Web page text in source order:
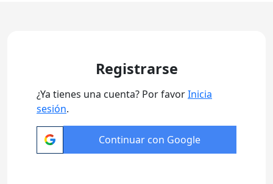
Registrarse
¿Ya tienes una cuenta? Por favorInicia
sesión.
Continuar con Google